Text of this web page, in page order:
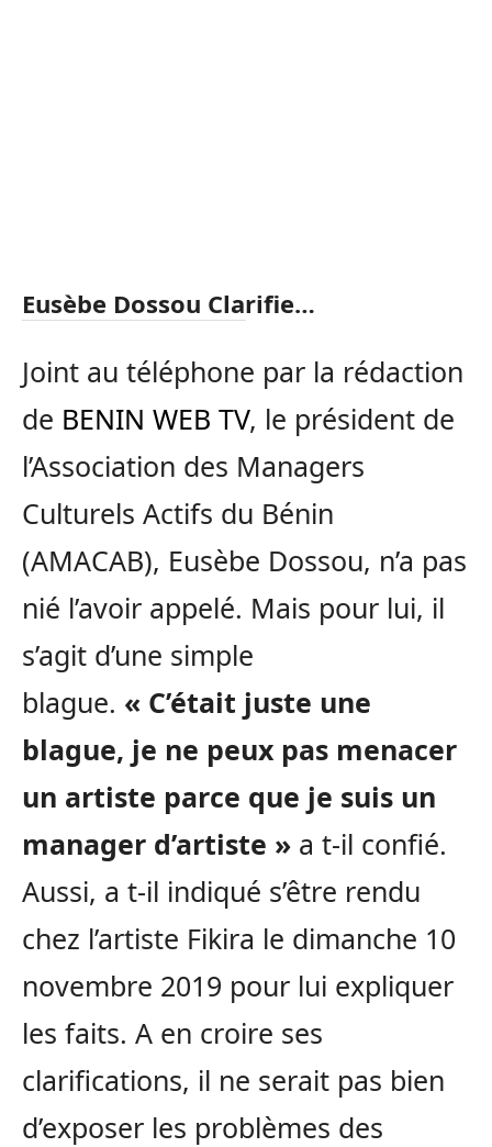
Eusèbe Dossou Clarifie…
Joint au téléphone par la rédaction
de BENIN WEB TV, le président de
l’Association des Managers
Culturels Actifs du Bénin
(AMACAB), Eusèbe Dossou, n’a pas
nié l’avoir appelé. Mais pour lui, il
s’agit d’une simple
blague. « C’était juste une
blague, je ne peux pas menacer
un artiste parce que je suis un
manager d’artiste » a t-il confié.
Aussi, a t-il indiqué s’être rendu
chez l’artiste Fikira le dimanche 10
novembre 2019 pour lui expliquer
les faits. A en croire ses
clarifications, il ne serait pas bien
d’exposer les problèmes des